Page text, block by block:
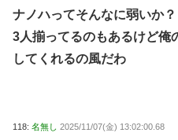
ナノハってそんなに弱いか？
3人揃ってるのもあるけど俺
してくれるの風だわ
118: 名無し 2025/11/07(金) 13:02:00.68